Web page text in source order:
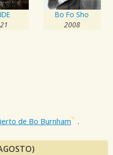
Bo Fo Sho
2008
de Bo Burnham .